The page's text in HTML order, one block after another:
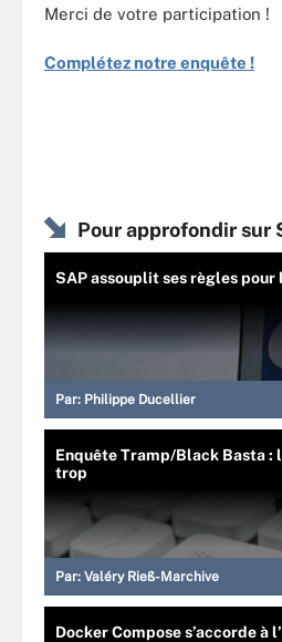
Merci de votre participation !
Complétez notre enquête !
Pour approfondir sur
SAP assouplit ses règles
Par: Philippe Ducellier
Enquête Tramp/Black Basta :
trop
Par: Valéry Rieß-Marchive
Docker Compose s’accorde à